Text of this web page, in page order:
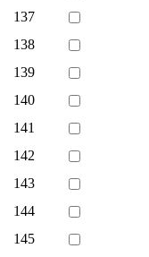
137
138
139
140
141
142
143
144
145